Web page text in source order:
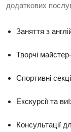
додаткових
Заняття з
Творчі
Спортивні
Екскурсії та
Консультації